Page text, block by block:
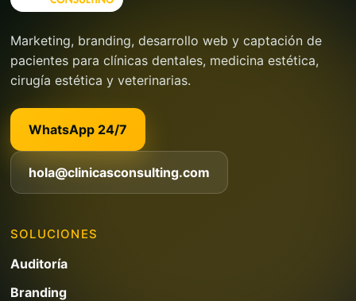
Marketing, branding, desarrollo web y captación de
pacientes para clínicas dentales, medicina estética,
cirugía estética y veterinarias.
WhatsApp 24/7
hola@clinicasconsulting.com
SOLUCIONES
Auditoría
Branding